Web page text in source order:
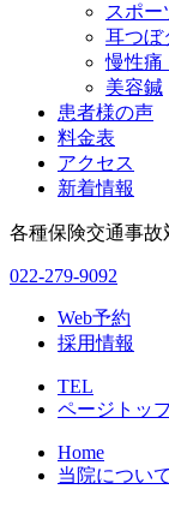
スポー
耳つぼ
慢性痛
美容鍼
患者様の声
料金表
アクセス
新着情報
各種保険交通事故
022-279-9092
Web予約
採用情報
TEL
ページトッ
Home
当院について